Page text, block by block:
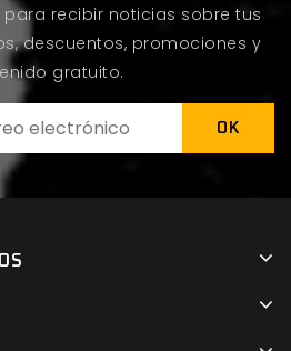
recibir noticias sobre tus
descuentos, promociones y
gratuito.